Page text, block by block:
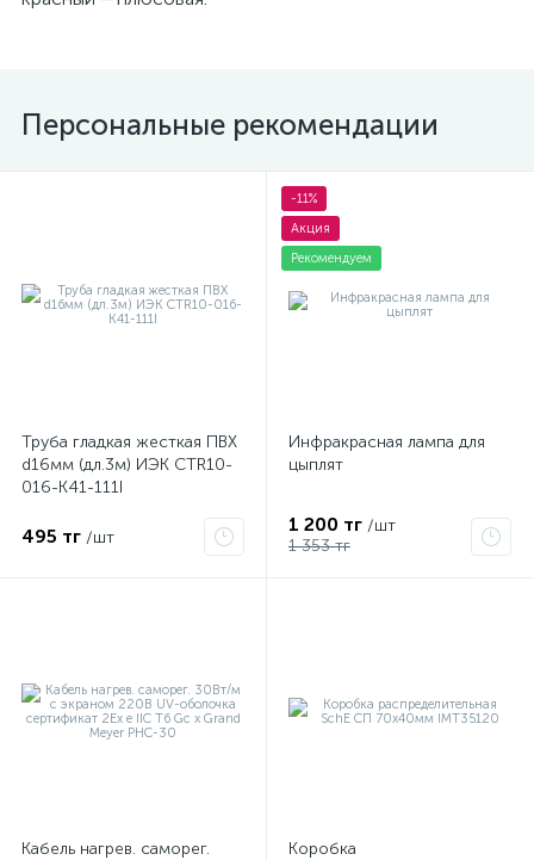
Персональные рекомендации
Труба гладкая жесткая ПВХ
d16мм (дл.3м) ИЭК CTR10-
016-K41-111I
495 тг /шт
-11%
Акция
Рекомендуем
Инфракрасная лампа для
цыплят
1 200 тг /шт
1 353 тг
Кабель нагрев. саморег.
Коробка